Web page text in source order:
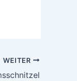
WEITER